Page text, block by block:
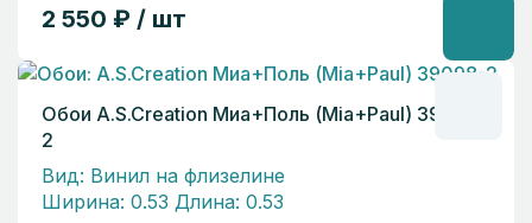
2 550 ₽ / шт
Обои A.S.Creation Миа+Поль (Mia+Paul) 39098-
2
Вид: Винил на флизелине
Ширина: 0.53 Длина: 0.53